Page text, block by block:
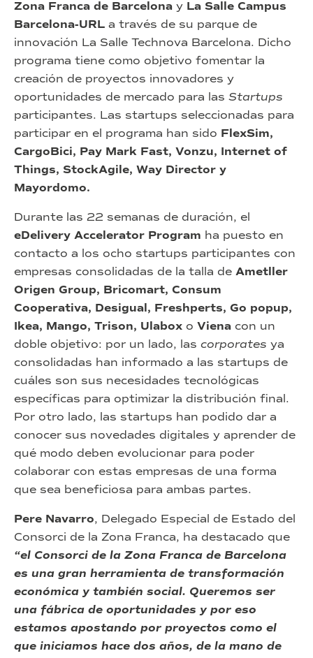
Zona Franca de Barcelona y La Salle Campus
Barcelona-URL a través de su parque de
innovación La Salle Technova Barcelona. Dicho
programa tiene como objetivo fomentar la
creación de proyectos innovadores y
oportunidades de mercado para las Startups
participantes. Las startups seleccionadas para
participar en el programa han sido FlexSim,
CargoBici, Pay Mark Fast, Vonzu, Internet of
Things, StockAgile, Way Director y
Mayordomo.
Durante las 22 semanas de duración, el
eDelivery Accelerator Program ha puesto en
contacto a los ocho startups participantes con
empresas consolidadas de la talla de Ametller
Origen Group, Bricomart, Consum
Cooperativa, Desigual, Freshperts, Go popup,
Ikea, Mango, Trison, Ulabox o Viena con un
doble objetivo: por un lado, las corporates ya
consolidadas han informado a las startups de
cuáles son sus necesidades tecnológicas
específicas para optimizar la distribución final.
Por otro lado, las startups han podido dar a
conocer sus novedades digitales y aprender de
qué modo deben evolucionar para poder
colaborar con estas empresas de una forma
que sea beneficiosa para ambas partes.
Pere Navarro, Delegado Especial de Estado del
Consorci de la Zona Franca, ha destacado que
“el Consorci de la Zona Franca de Barcelona
es una gran herramienta de transformación
económica y también social. Queremos ser
una fábrica de oportunidades y por eso
estamos apostando por proyectos como el
que iniciamos hace dos años, de la mano de